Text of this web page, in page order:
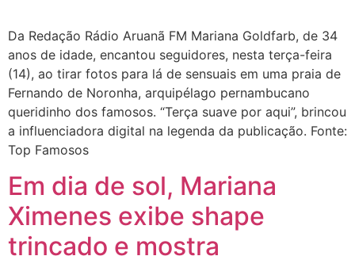
Da Redação Rádio Aruanã FM Mariana Goldfarb, de 34
anos de idade, encantou seguidores, nesta terça-feira
(14), ao tirar fotos para lá de sensuais em uma praia de
Fernando de Noronha, arquipélago pernambucano
queridinho dos famosos. “Terça suave por aqui”, brincou
a influenciadora digital na legenda da publicação. Fonte:
Top Famosos
Em dia de sol, Mariana
Ximenes exibe shape
trincado e mostra